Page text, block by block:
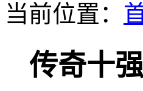
当前位置：
传奇十